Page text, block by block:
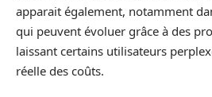
apparait également, notamment
qui peuvent évoluer grâce à des
laissant certains utilisateurs
réelle des coûts.